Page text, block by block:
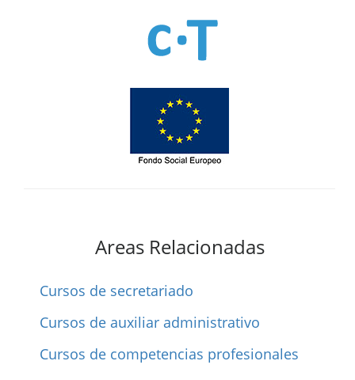
Areas Relacionadas
Cursos de secretariado
Cursos de auxiliar administrativo
Cursos de competencias profesionales